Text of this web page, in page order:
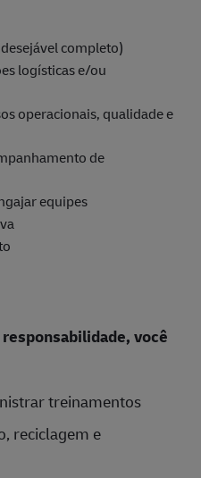
completo)
logísticas e/ou
operacionais, qualidade e
de
equipes
você
treinamentos
reciclagem e